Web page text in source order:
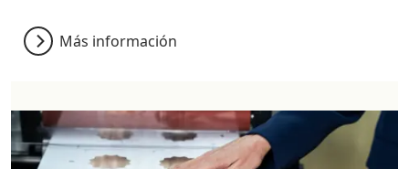
Más información